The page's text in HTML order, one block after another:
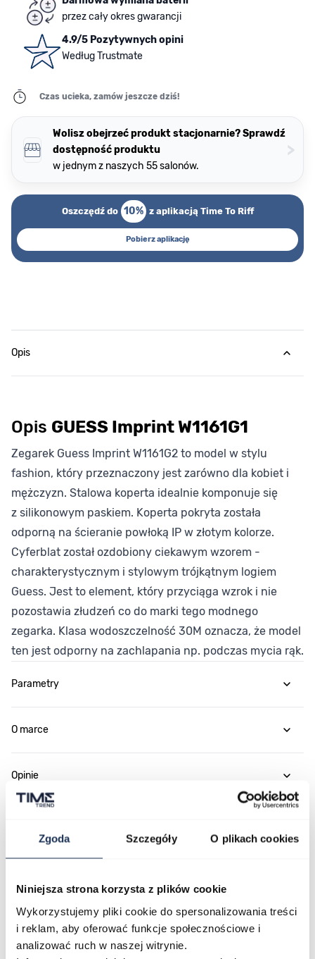
Zgoda Szczegóły O plikach cookies
Niniejsza strona korzysta z plików cookie
Wykorzystujemy pliki cookie do spersonalizowania treści
i reklam, aby oferować funkcje społecznościowe i
analizować ruch w naszej witrynie.
przez cały okres gwarancji
4.9/5 Pozytywnych opini
Według Trustmate
Czas ucieka, zamów jeszcze dziś!
Wolisz obejrzeć produkt stacjonarnie? Sprawdź
dostępność produktu
w jednym z naszych 55 salonów.
>
Oszczędź do 10% z aplikacją Time To Riff
Pobierz aplikację
Opis
Opis GUESS Imprint W1161G1
Zegarek Guess Imprint W1161G2 to model w stylu
fashion, który przeznaczony jest zarówno dla kobiet i
mężczyzn. Stalowa koperta idealnie komponuje się
z silikonowym paskiem. Koperta pokryta została
odporną na ścieranie powłoką IP w złotym kolorze.
Cyferblat został ozdobiony ciekawym wzorem -
charakterystycznym i stylowym trójkątnym logiem
Guess. Jest to element, który przyciąga wzrok i nie
pozostawia złudzeń co do marki tego modnego
zegarka. Klasa wodoszczelność 30M oznacza, że model
ten jest odporny na zachlapania np. podczas mycia rąk.
Parametry
O marce
Opinie
Najczęściej kupowane